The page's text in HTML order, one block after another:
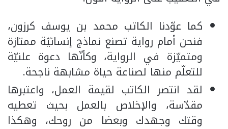
كما عوّدنا الكاتب محمد بن يوسف كرزون،
فنحن أمام رواية تصنع نماذج إنسانيّة ممتازة
ومتميّزة في الرواية، وكأنّها دعوة علنيّة
للتعلّم منها لصناعة حياة مشابهة ناجحة.
لقد انتصر الكاتب لقيمة العمل، واعتبرها
مقدّسة، والإخلاص بالعمل بحيث تعطيه
وقتك وجهدك وبعضا من روحك، وهكذا